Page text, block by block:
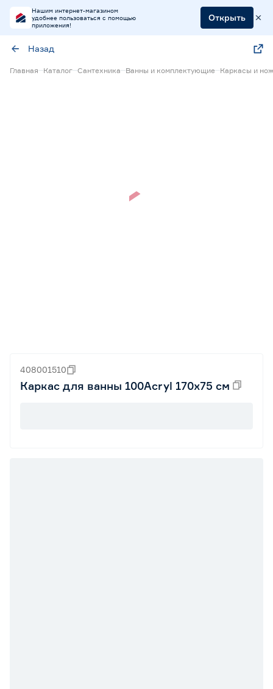
Нашим интернет-магазином
удобнее пользоваться с помощью
приложения!
Открыть
Назад
Главная Каталог Сантехника Ванны и комплектующие Каркасы и
408001510
Каркас для ванны 100Acryl 170х75 см